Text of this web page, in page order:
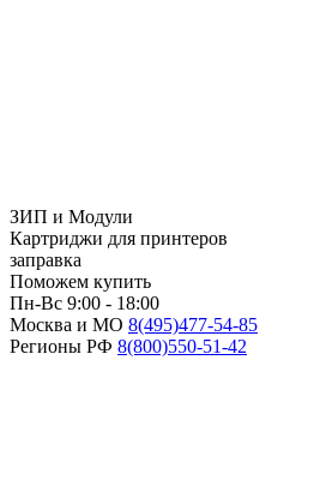
ЗИП и Модули
Картриджи для принтеров
заправка
Поможем купить
Пн-Вс 9:00 - 18:00
Москва и МО 8(495)477-54-85
Регионы РФ 8(800)550-51-42